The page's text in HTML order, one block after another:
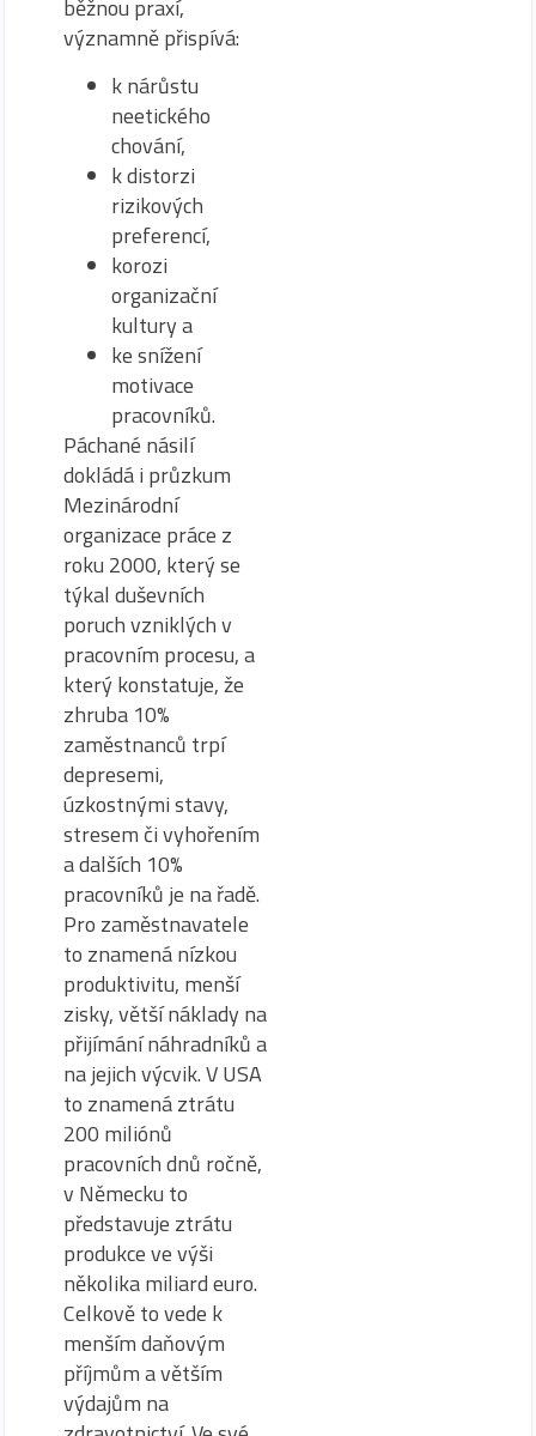
běžnou praxí,
významně přispívá:
k nárůstu
neetického
chování,
k distorzi
rizikových
preferencí,
korozi
organizační
kultury a
ke snížení
motivace
pracovníků.
Páchané násilí
dokládá i průzkum
Mezinárodní
organizace práce z
roku 2000, který se
týkal duševních
poruch vzniklých v
pracovním procesu, a
který konstatuje, že
zhruba 10%
zaměstnanců trpí
depresemi,
úzkostnými stavy,
stresem či vyhořením
a dalších 10%
pracovníků je na řadě.
Pro zaměstnavatele
to znamená nízkou
produktivitu, menší
zisky, větší náklady na
přijímání náhradníků a
na jejich výcvik. V USA
to znamená ztrátu
200 miliónů
pracovních dnů ročně,
v Německu to
představuje ztrátu
produkce ve výši
několika miliard euro.
Celkově to vede k
menším daňovým
příjmům a větším
výdajům na